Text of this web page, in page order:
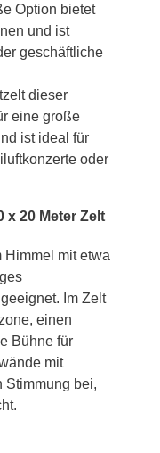
Option bietet
und ist
geschäftliche
dieser
eine große
ist ideal für
oder
x 20 Meter Zelt
Himmel mit etwa
Im Zelt
einen
Bühne für
mit
Stimmung bei,